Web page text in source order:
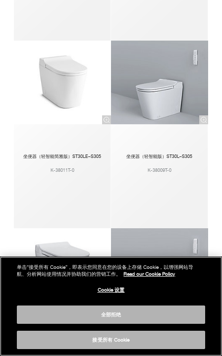
坐便器（轻智能简雅版）ST30LE–S305
K-38011T-0
坐便器（轻智能版）ST30L–S305
K-38009T-0
单击“接受所有 Cookie”，即表示您同意在您的设备上存储 Cookie，以增强网站导
航、分析网站使用情况并协助我们的营销工作。
Read our Cookie Policy
Cookie 设置
全部拒绝
接受所有 Cookie